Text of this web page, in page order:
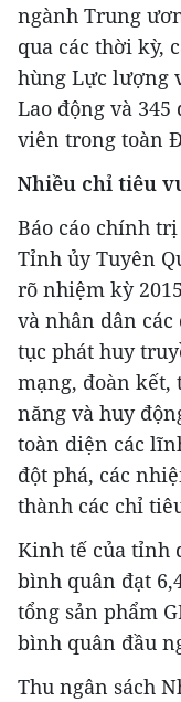
ngành Trung
qua các thời kỳ,
hùng Lực lượng
Lao động và
viên trong toàn
Nhiều chỉ tiêu
Báo cáo chính
Tỉnh ủy Tuyên
rõ nhiệm kỳ
và nhân dân
tục phát huy
mạng, đoàn kết,
năng và huy
toàn diện các
đột phá, các
thành các chỉ
Kinh tế của tỉnh
bình quân đạt
tổng sản phẩm
bình quân đầu
Thu ngân sách